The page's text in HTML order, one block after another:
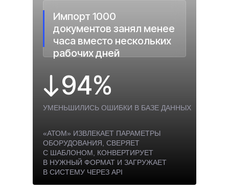
94%
УМЕНЬШИЛИСЬ ОШИБКИ В БАЗЕ ДАННЫХ
«АТОМ» ИЗВЛЕКАЕТ ПАРАМЕТРЫ
ОБОРУДОВАНИЯ, СВЕРЯЕТ
С ШАБЛОНОМ, КОНВЕРТИРУЕТ
В НУЖНЫЙ ФОРМАТ И ЗАГРУЖАЕТ
В СИСТЕМУ ЧЕРЕЗ API
Импорт 1000
документов занял менее
часа вместо нескольких
рабочих дней